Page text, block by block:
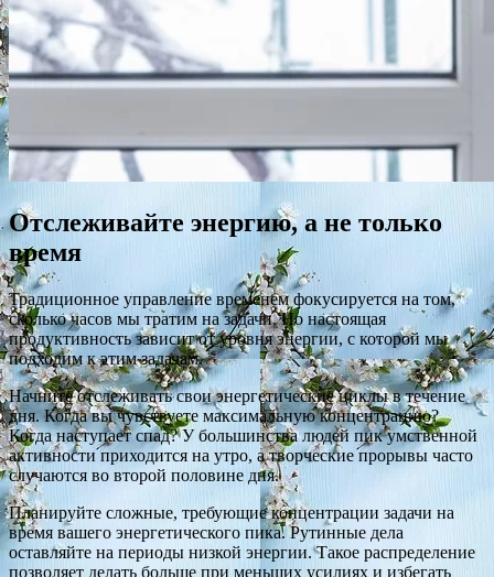
Отслеживайте энергию, а не только
время
Традиционное управление временем фокусируется на том,
сколько часов мы тратим на задачи. Но настоящая
продуктивность зависит от уровня энергии, с которой мы
подходим к этим задачам.
Начните отслеживать свои энергетические циклы в течение
дня. Когда вы чувствуете максимальную концентрацию?
Когда наступает спад? У большинства людей пик умственной
активности приходится на утро, а творческие прорывы часто
случаются во второй половине дня.
Планируйте сложные, требующие концентрации задачи на
время вашего энергетического пика. Рутинные дела
оставляйте на периоды низкой энергии. Такое распределение
позволяет делать больше при меньших усилиях и избегать